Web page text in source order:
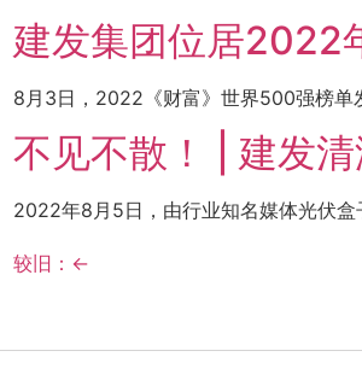
建发集团位居2022
8月3日，2022《财富》世界500强榜
不见不散！ | 建发
2022年8月5日，由行业知名媒体光伏
较旧： ←